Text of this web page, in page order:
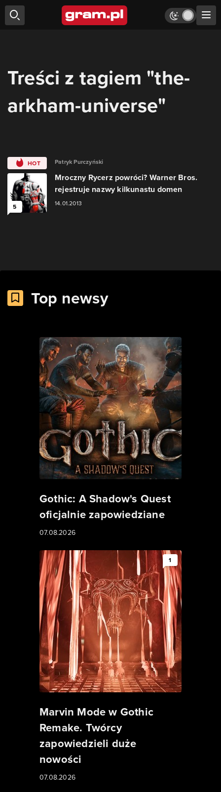
Treści z tagiem "the-
arkham-universe"
HOT
5
Patryk Purczyński
Mroczny Rycerz powróci? Warner Bros.
rejestruje nazwy kilkunastu domen
14.01.2013
Top newsy
Gothic: A Shadow's Quest
oficjalnie zapowiedziane
07.08.2026
1
Marvin Mode w Gothic
Remake. Twórcy
zapowiedzieli duże
nowości
07.08.2026